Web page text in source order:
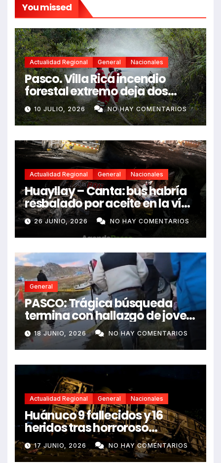
You missed
Actualidad Regional General Nacionales
Pasco. Villa Rica incendio
forestal extremo deja dos
fallecidos y heridos
10 JULIO, 2026 NO HAY COMENTARIOS
Actualidad Regional General Nacionales
Huayllay – Canta: bus habría
resbalado por aceite en la vía
e impactó auto siniestrado
dejando dos fallecidos
26 JUNIO, 2026 NO HAY COMENTARIOS
General
PASCO: Trágica búsqueda
termina con hallazgo de joven
sin vida en Rancas
18 JUNIO, 2026 NO HAY COMENTARIOS
Actualidad Regional General Nacionales
Huánuco 9 fallecidos y 16
heridos tras horroroso
despiste de bus Real Chancas
que impactó contra vivienda
17 JUNIO, 2026 NO HAY COMENTARIOS